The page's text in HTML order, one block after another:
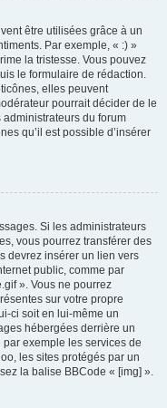
être utilisées grâce à un
Par exemple, « :) »
la tristesse. Vous pouvez
le formulaire de rédaction.
elles peuvent
pourrait décider de le
du forum
qu’il est possible d’insérer
Si les administrateurs
vous pourrez transférer des
devrez insérer un lien vers
public, comme par
». Vous ne pourrez
sur votre propre
ci soit en lui-même un
hébergées derrière un
exemple les services de
les sites protégés par un
la balise BBCode « [img] ».